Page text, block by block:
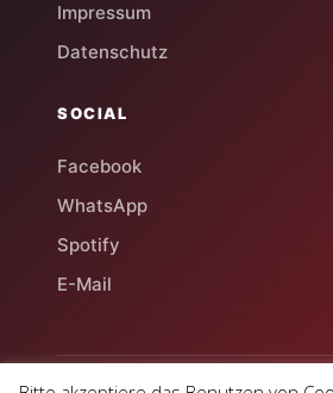
Impressum
Datenschutz
SOCIAL
Facebook
WhatsApp
Spotify
E-Mail